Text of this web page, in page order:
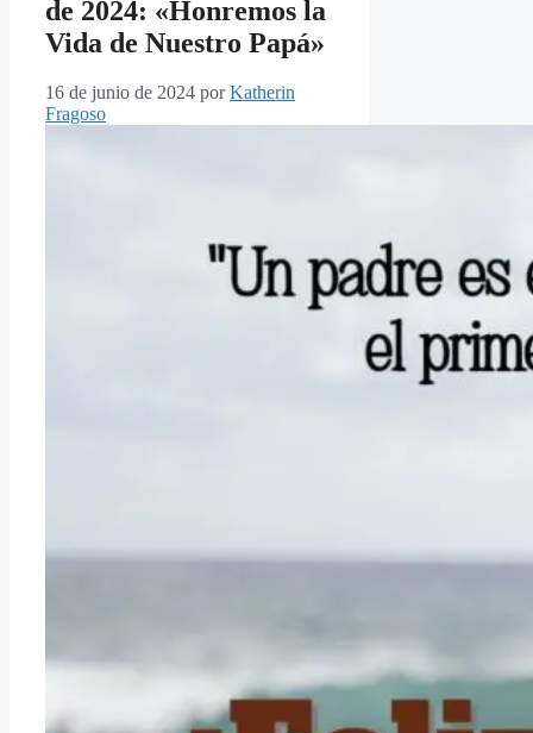
de 2024: «Honremos la
Vida de Nuestro Papá»
16 de junio de 2024 porKatherin
Fragoso